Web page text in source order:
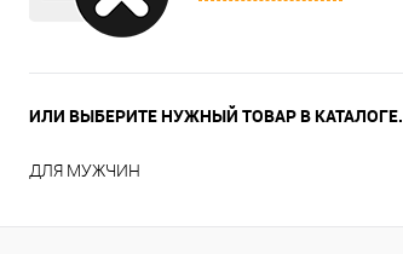
ИЛИ ВЫБЕРИТЕ НУЖНЫЙ ТОВАР В КАТАЛОГЕ.
ДЛЯ МУЖЧИН